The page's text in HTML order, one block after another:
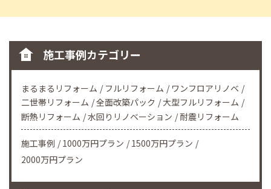
施工事例カテゴリー
まるまるリフォーム フルリフォーム
ワンフロアリノベ
二世帯リフォーム
全面改築パック
大型フルリフォーム
断熱リフォーム
水回りリノベーション 耐震リフォーム
施工事例 1000万円プラン
1500万円プラン
2000万円プラン